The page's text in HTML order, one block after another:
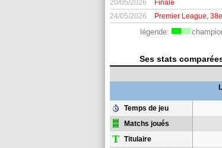
20/05/2026
Finale
24/05/2026
Premier League,
légende:
Ses stats
Temps de jeu
Matchs joués
T Titulaire